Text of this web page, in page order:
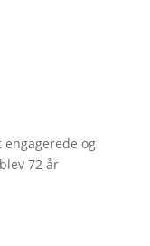
og
72 år